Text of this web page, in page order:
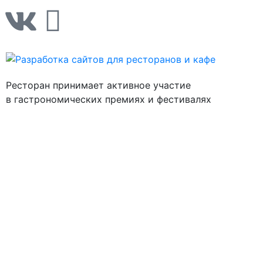
Ресторан принимает активное участие
в гастрономических премиях и фестивалях